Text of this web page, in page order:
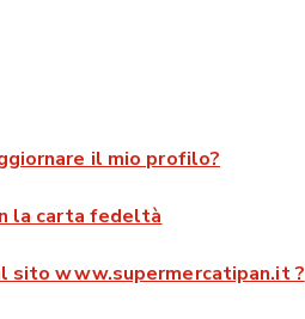
il mio profilo?
la carta fedeltà
sito www.supermercatipan.it ?